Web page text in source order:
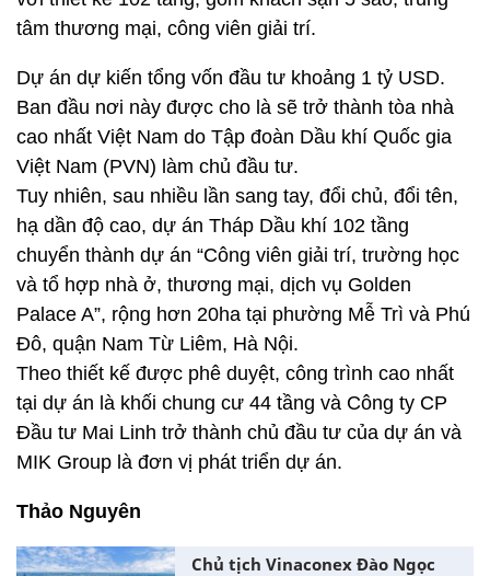
tâm thương mại, công viên giải trí.
Dự án dự kiến tổng vốn đầu tư khoảng 1 tỷ USD.
Ban đầu nơi này được cho là sẽ trở thành tòa nhà
cao nhất Việt Nam do Tập đoàn Dầu khí Quốc gia
Việt Nam (PVN) làm chủ đầu tư.
Tuy nhiên, sau nhiều lần sang tay, đổi chủ, đổi tên,
hạ dần độ cao, dự án Tháp Dầu khí 102 tầng
chuyển thành dự án “Công viên giải trí, trường học
và tổ hợp nhà ở, thương mại, dịch vụ Golden
Palace A”, rộng hơn 20ha tại phường Mễ Trì và Phú
Đô, quận Nam Từ Liêm, Hà Nội.
Theo thiết kế được phê duyệt, công trình cao nhất
tại dự án là khối chung cư 44 tầng và Công ty CP
Đầu tư Mai Linh trở thành chủ đầu tư của dự án và
MIK Group là đơn vị phát triển dự án.
Thảo Nguyên
Chủ tịch Vinaconex Đào Ngọc